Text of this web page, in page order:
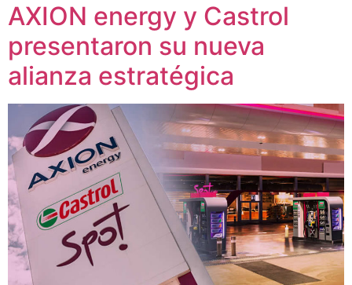
AXION energy y Castrol
presentaron su nueva
alianza estratégica